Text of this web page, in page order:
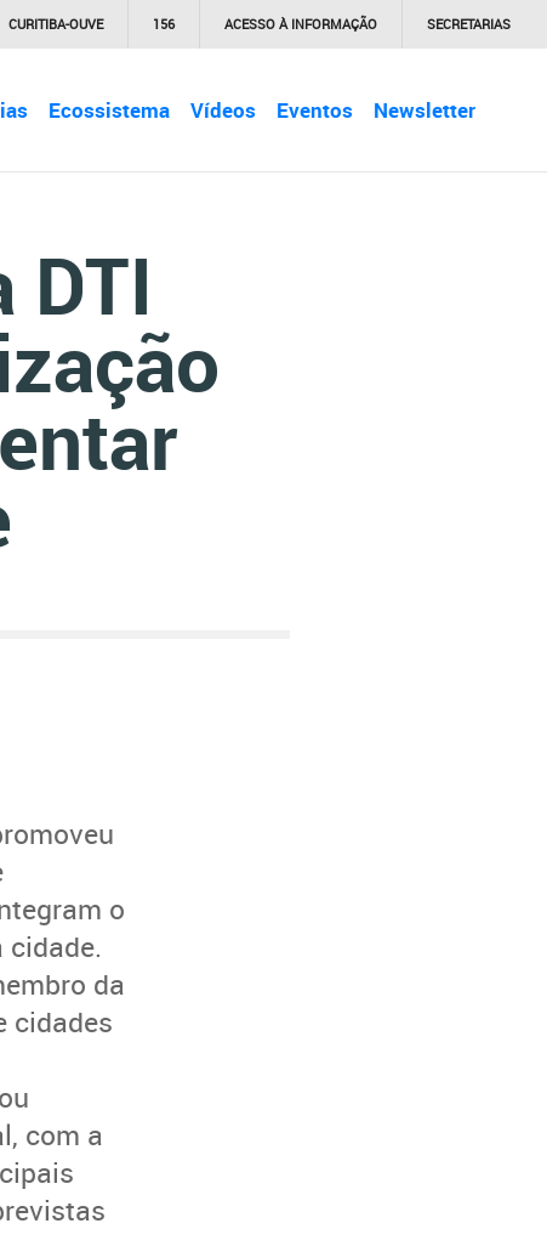
CURITIBA-OUVE 156 ACESSO À INFORMAÇÃO SECRETARIAS
Ecossistema Vídeos Eventos Newsletter
DTI
o
cidade.
da
cidades
com a